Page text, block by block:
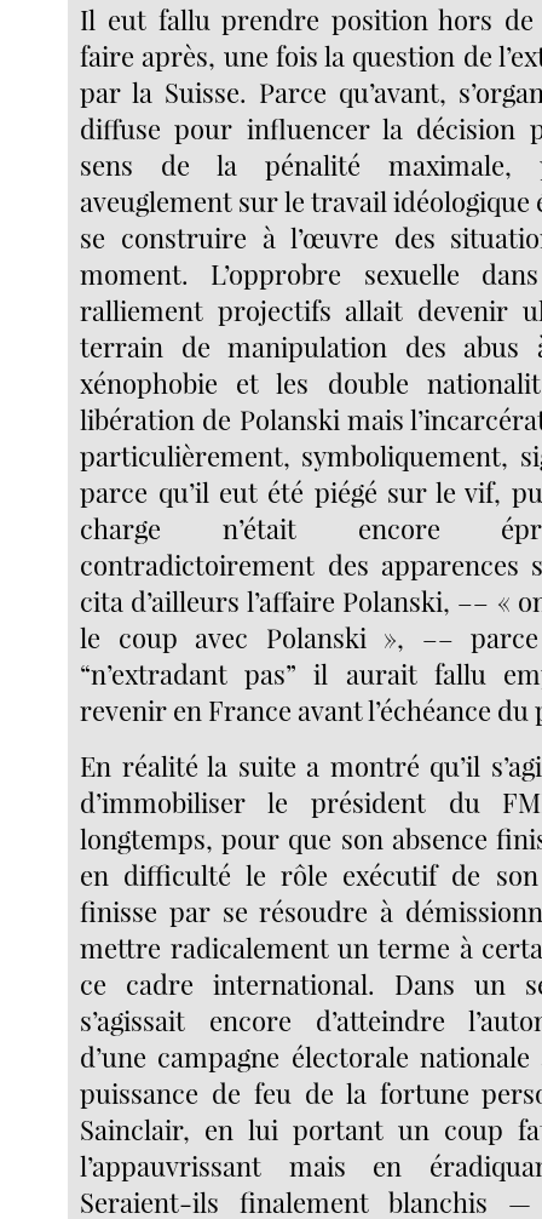
Il eut fallu prendre position hors de
faire après, une fois la question de
par la Suisse. Parce qu’avant,
diffuse pour influencer la décision
sens de la pénalité maximale,
aveuglement sur le travail
se construire à l’œuvre des
moment. L’opprobre sexuelle
ralliement projectifs allait devenir
terrain de manipulation des abus
xénophobie et les double
libération de Polanski mais
particulièrement, symboliquement,
parce qu’il eut été piégé sur le vif,
charge n’était encore
contradictoirement des apparences
cita d’ailleurs l’affaire Polanski, –– «
le coup avec Polanski », ––
“n’extradant pas” il aurait fallu
revenir en France avant l’échéance du
En réalité la suite a montré qu’il
d’immobiliser le président du
longtemps, pour que son absence
en difficulté le rôle exécutif de
finisse par se résoudre à
mettre radicalement un terme à
ce cadre international. Dans un
s’agissait encore d’atteindre
d’une campagne électorale
puissance de feu de la fortune
Sainclair, en lui portant un coup
l’appauvrissant mais en
Seraient-ils finalement blanchis